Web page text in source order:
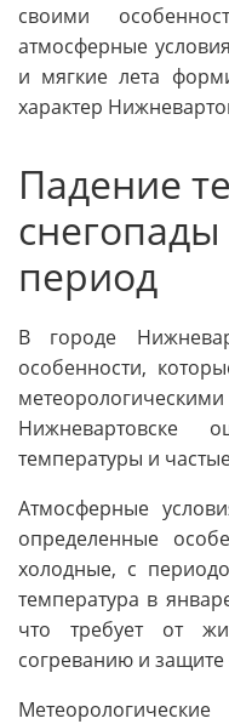
своими
атмосферные
и мягкие лета
характер
Падение
период
В городе
особенности,
Нижневартовске
температуры и
Атмосферные
определенные
холодные, с
температура в
что требует от
согреванию и защите